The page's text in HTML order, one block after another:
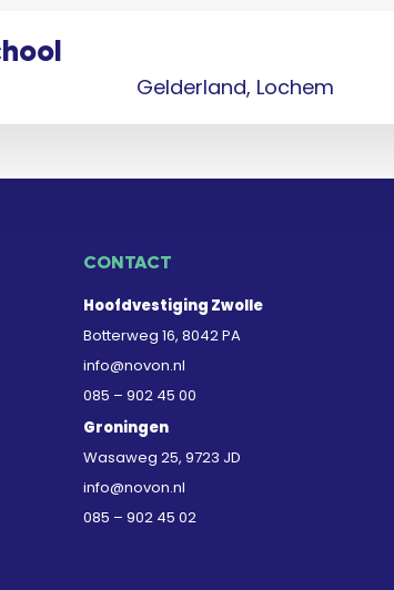
Gelderland, Lochem
CONTACT
Hoofdvestiging Zwolle
Botterweg 16, 8042 PA
info@novon.nl
085 – 902 45 00
Groningen
Wasaweg 25, 9723 JD
info@novon.nl
085 – 902 45 02